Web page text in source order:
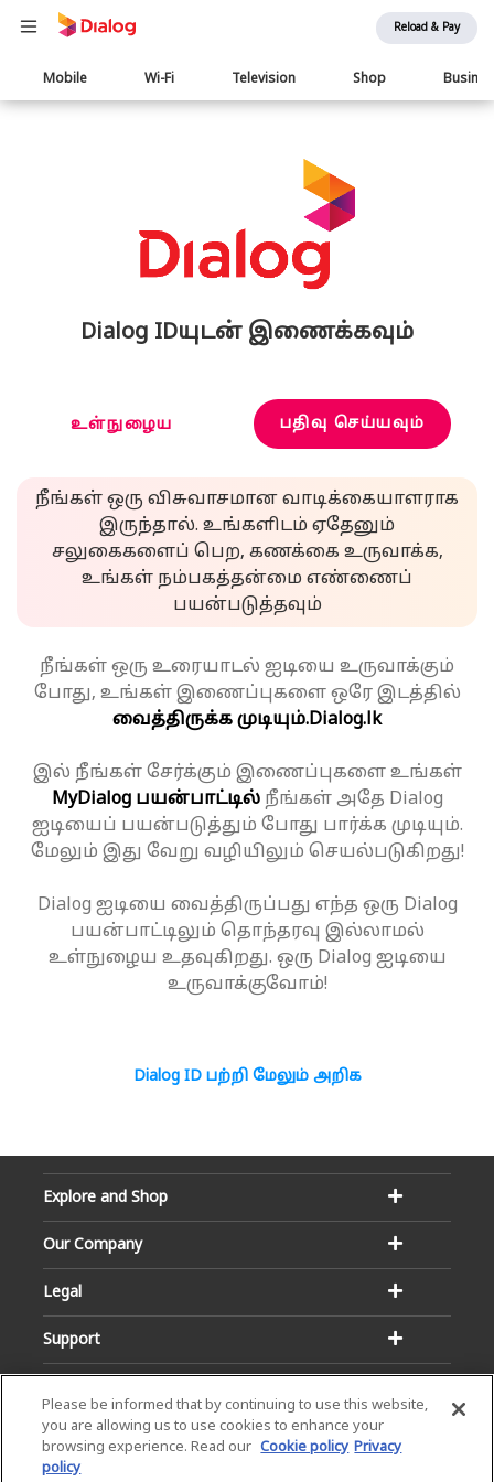
Reload & Pay
Main
navigation
Mobile Wi-Fi Television Shop
Dialog IDயுடன் இணைக்கவும்
உள்நுழைய பதிவு செய்யவும்
நீங்கள் ஒரு விசுவாசமான வாடிக்கையாளராக
இருந்தால். உங்களிடம் ஏதேனும்
சலுகைகளைப் பெற, கணக்கை உருவாக்க,
உங்கள் நம்பகத்தன்மை எண்ணைப்
பயன்படுத்தவும்
நீங்கள் ஒரு உரையாடல் ஐடியை உருவாக்கும்
போது, உங்கள் இணைப்புகளை ஒரே இடத்தில்
வைத்திருக்க முடியும்.Dialog.lk
இல் நீங்கள் சேர்க்கும் இணைப்புகளை உங்கள்
MyDialog பயன்பாட்டில்நீங்கள் அதே Dialog
ஐடியைப் பயன்படுத்தும் போது பார்க்க முடியும்.
மேலும் இது வேறு வழியிலும் செயல்படுகிறது!
Dialog ஐடியை வைத்திருப்பது எந்த ஒரு Dialog
பயன்பாட்டிலும் தொந்தரவு இல்லாமல்
உள்நுழைய உதவுகிறது. ஒரு Dialog ஐடியை
உருவாக்குவோம்!
Dialog ID பற்றி மேலும் அறிக
Explore and Shop
Our Company
Legal
Support
Please be informed that by continuing to use this website,
you are allowing us to use cookies to enhance your
browsing experience. Read our Cookie policy Privacy
policy